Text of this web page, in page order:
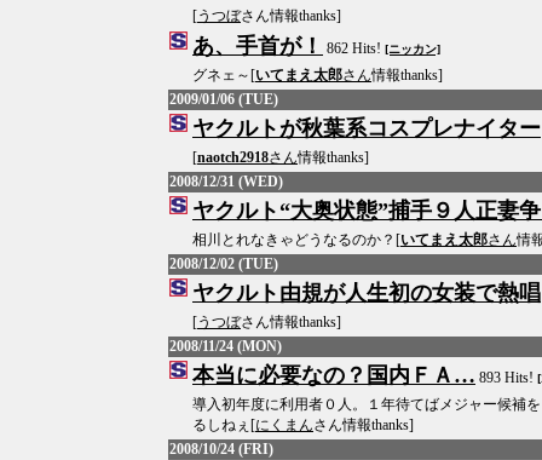
[うつぼさん情報thanks]
あ、手首が！ 862 Hits! [ニッカン]
グネェ～[いてまえ太郎さん情報thanks]
2009/01/06 (TUE)
ヤクルトが秋葉系コスプレナイター
[naotch2918さん情報thanks]
2008/12/31 (WED)
ヤクルト“大奥状態”捕手９人正妻
相川とれなきゃどうなるのか？[いてまえ太郎さん情
2008/12/02 (TUE)
ヤクルト由規が人生初の女装で熱唱
[うつぼさん情報thanks]
2008/11/24 (MON)
本当に必要なの？国内ＦＡ… 893 Hits!
導入初年度に利用者０人。１年待てばメジャー候補
るしねぇ[にくまんさん情報thanks]
2008/10/24 (FRI)